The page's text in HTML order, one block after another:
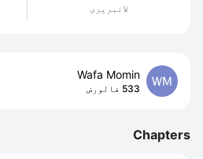
لائبریری
Wafa Momin
533 فالورض
Chapters